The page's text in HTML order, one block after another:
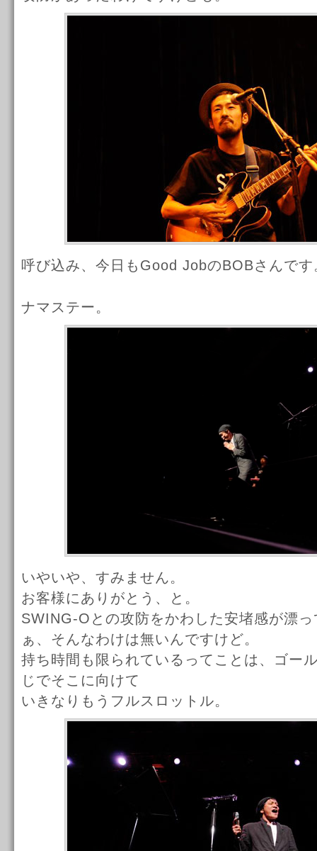
呼び込み、今日もGood JobのBOBさんです
ナマステー。
いやいや、すみません。
お客様にありがとう、と。
SWING-Oとの攻防をかわした安堵感が漂
ぁ、そんなわけは無いんですけど。
持ち時間も限られているってことは、ゴー
じでそこに向けて
いきなりもうフルスロットル。